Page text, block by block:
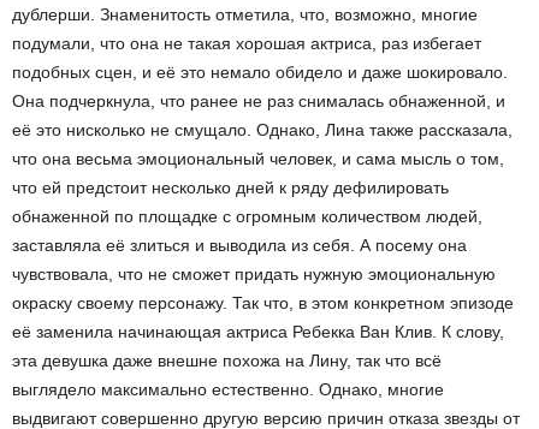
дублерши. Знаменитость отметила, что, возможно, многие
подумали, что она не такая хорошая актриса, раз избегает
подобных сцен, и её это немало обидело и даже шокировало.
Она подчеркнула, что ранее не раз снималась обнаженной, и
её это нисколько не смущало. Однако, Лина также рассказала,
что она весьма эмоциональный человек, и сама мысль о том,
что ей предстоит несколько дней к ряду дефилировать
обнаженной по площадке с огромным количеством людей,
заставляла её злиться и выводила из себя. А посему она
чувствовала, что не сможет придать нужную эмоциональную
окраску своему персонажу. Так что, в этом конкретном эпизоде
её заменила начинающая актриса Ребекка Ван Клив. К слову,
эта девушка даже внешне похожа на Лину, так что всё
выглядело максимально естественно. Однако, многие
выдвигают совершенно другую версию причин отказа звезды от